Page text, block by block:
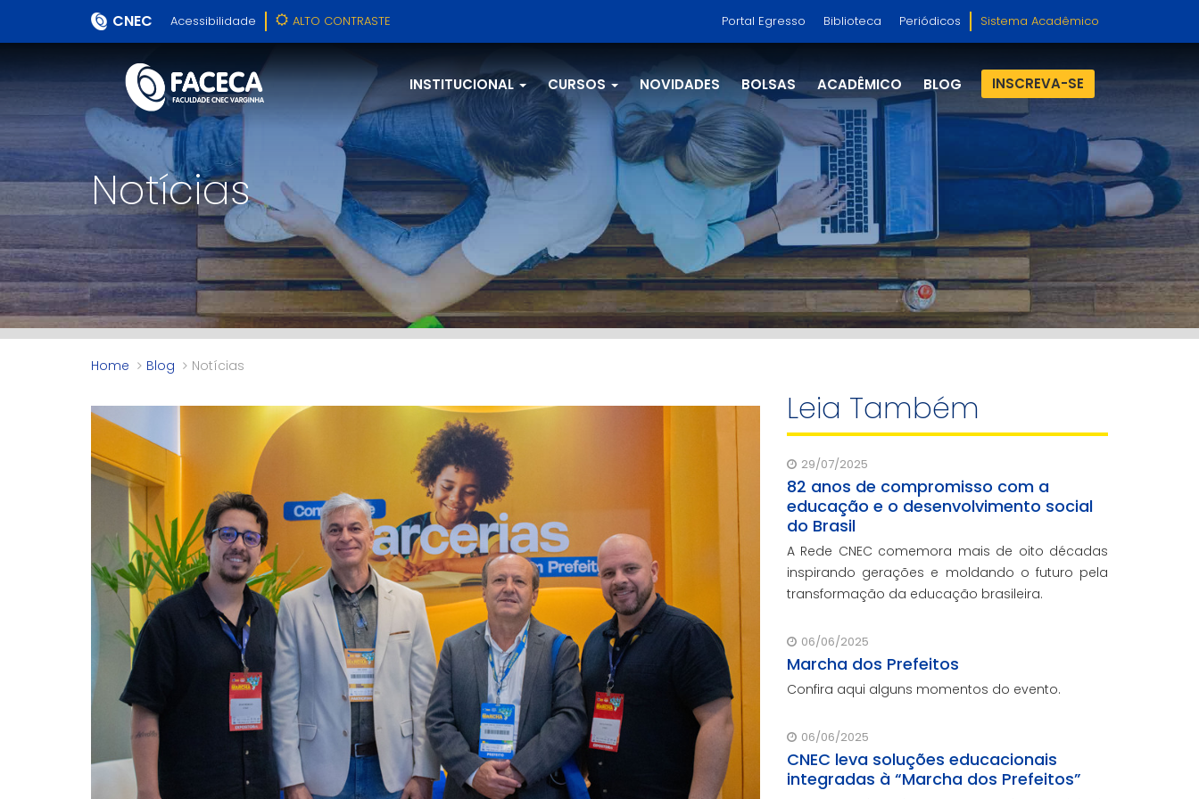
CNEC Acessibilidade ALTO CONTRASTE Portal Egresso Biblioteca Periódicos Sistema Acadêmico
INSTITUCIONAL CURSOS NOVIDADES BOLSAS ACADÊMICO BLOG INSCREVA-SE
Notícias
Home Blog Notícias
Leia Também
29/07/2025
82 anos de compromisso com a
educação e o desenvolvimento social
do Brasil
A Rede CNEC comemora mais de oito décadas
inspirando gerações e moldando o futuro pela
transformação da educação brasileira.
06/06/2025
Marcha dos Prefeitos
Confira aqui alguns momentos do evento.
06/06/2025
CNEC leva soluções educacionais
integradas à “Marcha dos Prefeitos”